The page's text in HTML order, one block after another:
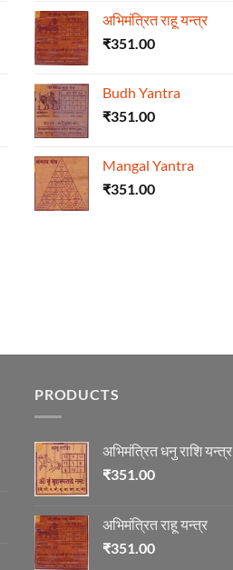
अभिमंत्रित राहू यन्त्र
₹351.00
Budh Yantra
₹351.00
Mangal Yantra
₹351.00
PRODUCTS
अभिमंत्रित धनु राशि यन्त्र
₹351.00
अभिमंत्रित राहू यन्त्र
₹351.00